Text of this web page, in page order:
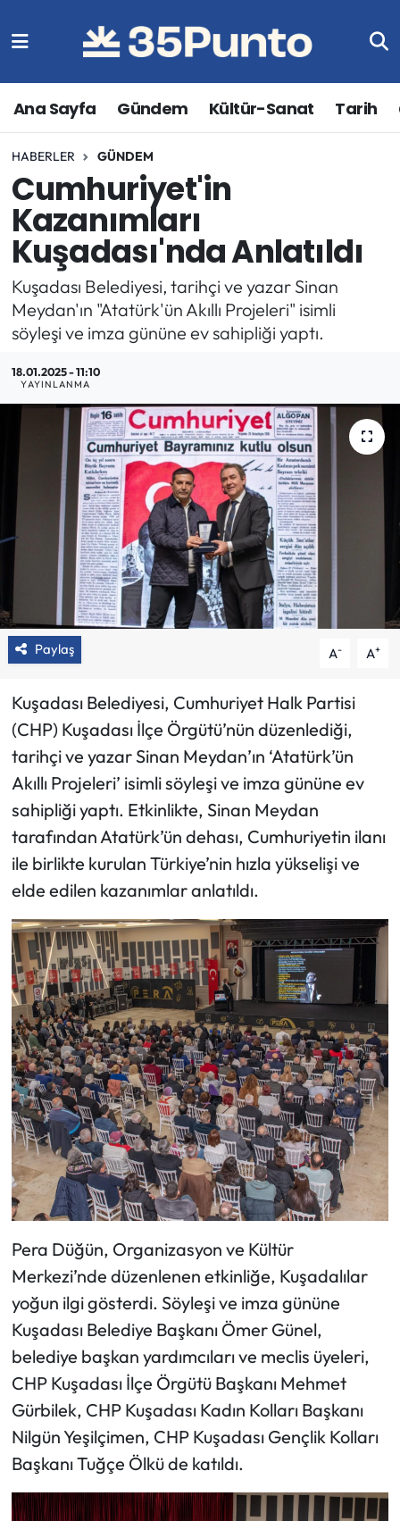
Ana Sayfa Gündem Kültür-Sanat Tarih
HABERLER GÜNDEM
Cumhuriyet'in
Kazanımları
Kuşadası'nda Anlatıldı
Kuşadası Belediyesi, tarihçi ve yazar Sinan
Meydan'ın "Atatürk'ün Akıllı Projeleri" isimli
söyleşi ve imza gününe ev sahipliği yaptı.
18.01.2025 - 11:10
YAYINLANMA
Paylaş A- A+
Kuşadası Belediyesi, Cumhuriyet Halk Partisi
(CHP) Kuşadası İlçe Örgütü’nün düzenlediği,
tarihçi ve yazar Sinan Meydan’ın ‘Atatürk’ün
Akıllı Projeleri’ isimli söyleşi ve imza gününe ev
sahipliği yaptı. Etkinlikte, Sinan Meydan
tarafından Atatürk’ün dehası, Cumhuriyetin ilanı
ile birlikte kurulan Türkiye’nin hızla yükselişi ve
elde edilen kazanımlar anlatıldı.
Pera Düğün, Organizasyon ve Kültür
Merkezi’nde düzenlenen etkinliğe, Kuşadalılar
yoğun ilgi gösterdi. Söyleşi ve imza gününe
Kuşadası Belediye Başkanı Ömer Günel,
belediye başkan yardımcıları ve meclis üyeleri,
CHP Kuşadası İlçe Örgütü Başkanı Mehmet
Gürbilek, CHP Kuşadası Kadın Kolları Başkanı
Nilgün Yeşilçimen, CHP Kuşadası Gençlik Kolları
Başkanı Tuğçe Ölkü de katıldı.